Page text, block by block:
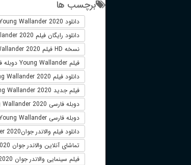
برچسب ها
دانلود Young Wallander 2020
دانلود رایگان فیلم Young Wallander 2020
نسخه HD فیلم Young Wallander 2020
فیلم Young Wallander دوبله فارسی
دانلود فیلم Young Wallander 2020 لینک مستقیم
فیلم جدید Young Wallander 2020
دوبله فارسی Young Wallander 2020
دوبله فارسی Young Wallander
دانلود فیلم والاندر جوانYoung Wallander 2020
تماشای آنلاین والاندر جوان 2020
فیلم سینمایی والاندر جوان 2020